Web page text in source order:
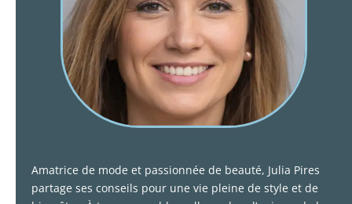
Amatrice de mode et passionnée de beauté, Julia Pires
partage ses conseils pour une vie pleine de style et de